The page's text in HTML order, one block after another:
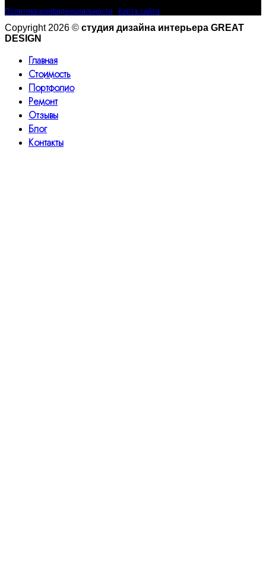
Политика конфиденциальности Карта сайта
Copyright 2026 © студия дизайна интерьера GREAT
DESIGN
Главная
Стоимость
Портфолио
Ремонт
Отзывы
Блог
Контакты